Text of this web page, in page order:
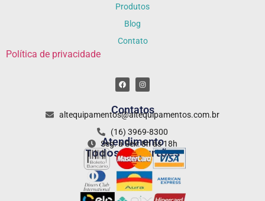
Produtos
Blog
Contato
Política de privacidade
Contatos
altequipamentos@altequipamentos.com.br
(16) 3969-8300
Atendimento
Seg. a Sex: 8h às 18h
Todos os cartões